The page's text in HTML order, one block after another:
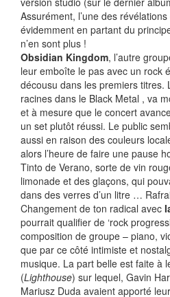
Assurément, l’une des
évidemment en partant du
n’en sont plus !
Obsidian Kingdom, l’autre
leur emboîte le pas avec un rock
décousu dans les premiers titres.
racines dans le Black Metal , va
et à mesure que le concert
un set plutôt réussi. Le public
aussi en raison des couleurs
alors l’heure de faire une pause
Tinto de Verano, sorte de vin
limonade et des glaçons, qui
dans des verres d’un litre …
Changement de ton radical avec
pourrait qualifier de ‘rock
composition de groupe – piano,
que par ce côté intimiste et
musique. La part belle est faite à
(Lighthouse) sur lequel, Gavin
Mariusz Duda avaient apporté